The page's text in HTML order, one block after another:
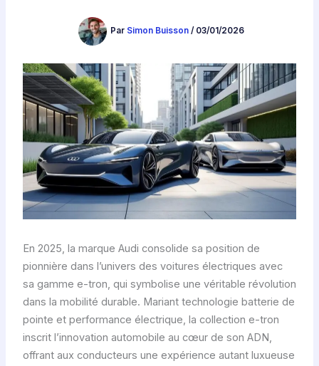
Par Simon Buisson / 03/01/2026
En 2025, la marque Audi consolide sa position de
pionnière dans l’univers des voitures électriques avec
sa gamme e-tron, qui symbolise une véritable révolution
dans la mobilité durable. Mariant technologie batterie de
pointe et performance électrique, la collection e-tron
inscrit l’innovation automobile au cœur de son ADN,
offrant aux conducteurs une expérience autant luxueuse